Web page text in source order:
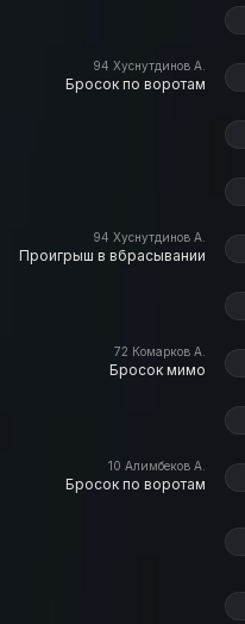
94 Хуснутдинов А.
Бросок по воротам
94 Хуснутдинов А.
Проигрыш в вбрасывании
72 Комарков А.
Бросок мимо
10 Алимбеков А.
Бросок по воротам